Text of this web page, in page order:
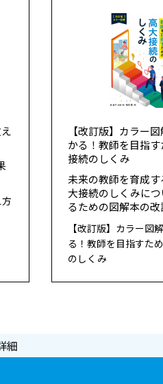
【改訂版】カラー
かる！教師を目指
接続のしくみ
未来の教師を育成
大接続のしくみに
るための図解本の改
【改訂版】カラー
る！教師を目指すた
のしくみ
細